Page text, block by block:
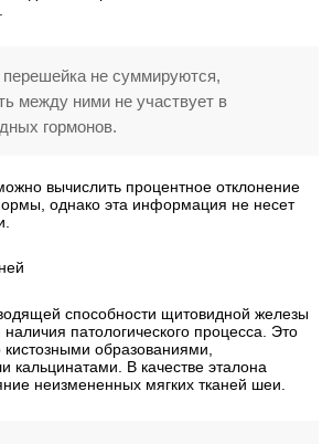
не суммируются,
между ними не участвует в
гормонов.
вычислить процентное отклонение
однако эта информация не несет
способности щитовидной железы
патологического процесса. Это
образованиями,
кальцинатами. В качестве эталона
неизмененных мягких тканей шеи.